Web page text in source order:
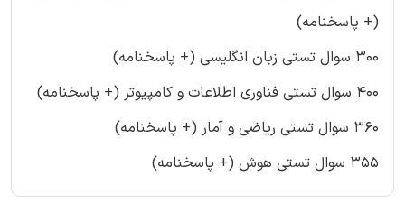
(+ پاسخنامه)
300 سوال تستی زبان انگلیسی (+ پاسخنامه)
400 سوال تستی فناوری اطلاعات و کامپیوتر (+ پاسخنامه)
360 سوال تستی ریاضی و آمار (+ پاسخنامه)
355 سوال تستی هوش (+ پاسخنامه)